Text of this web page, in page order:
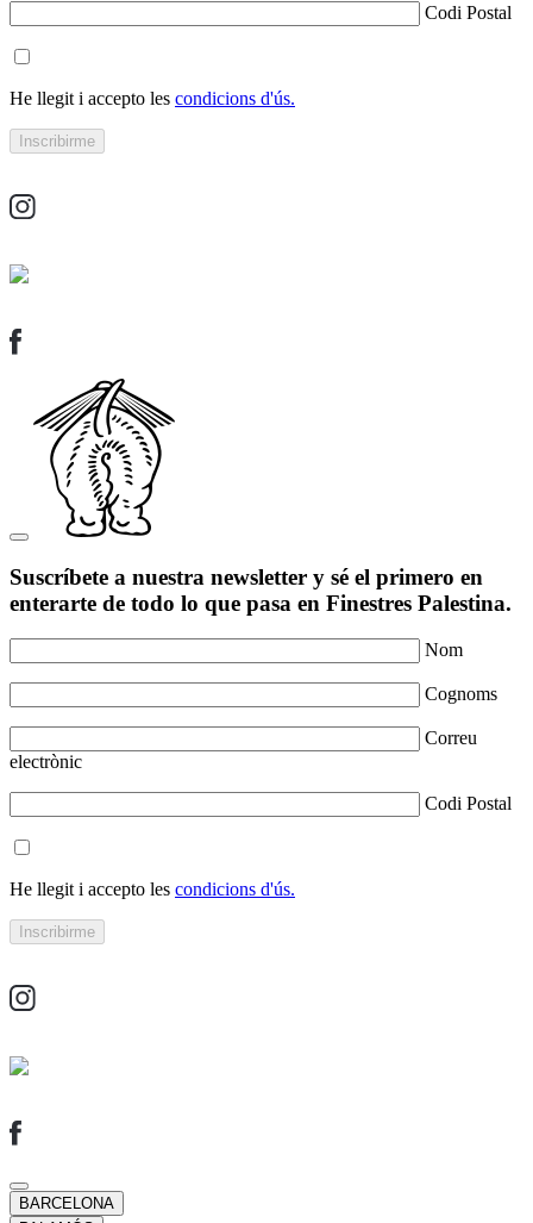
Codi Postal
He llegit i accepto les condicions d'ús.
Suscríbete a nuestra newsletter y sé el primero en
enterarte de todo lo que pasa en Finestres Palestina.
Nom
Cognoms
Correu
electrònic
Codi Postal
He llegit i accepto les condicions d'ús.
BARCELONA